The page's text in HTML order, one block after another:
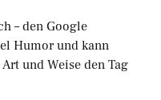
– den Google
Humor und kann
und Weise den Tag